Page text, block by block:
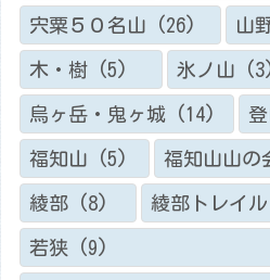
宍粟５０名山 (26) 山
木・樹 (5) 氷ノ山
烏ヶ岳・鬼ヶ城 (14)
福知山 (5) 福知山山の
綾部 (8) 綾部トレイル
若狭 (9)